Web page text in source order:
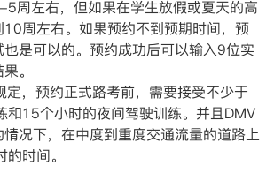
周左右，但如果在学生放假或夏天的高
周左右。如果预约不到预期时间，预
是可以的。预约成功后可以输入9位实
。
定，预约正式路考前，需要接受不少于
和15个小时的夜间驾驶训练。并且DMV
况下，在中度到重度交通流量的道路上
时间。